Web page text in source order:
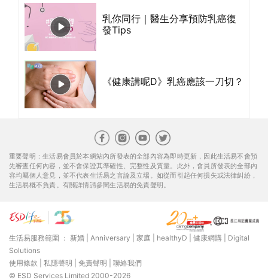
乳你同行｜醫生分享預防乳癌復
發Tips
《健康講呢D》乳癌應該一刀切？
重要聲明：生活易會員於本網站內所發表的全部內容為即時更新，因此生活易不會預
先審查任何內容，並不會保證其準確性、完整性及質量。此外，會員所發表的全部內
容均屬個人意見，並不代表生活易之言論及立場。如從而引起任何損失或法律糾紛，
生活易概不負責。有關詳情請參閱生活易的免責聲明。
生活易服務範圍 ： 新婚 Anniversary 家庭 healthyD 健康網購
Digital
Solutions
使用條款
私隱聲明 免責聲明
聯絡我們
© ESD Services Limited 2000-2026